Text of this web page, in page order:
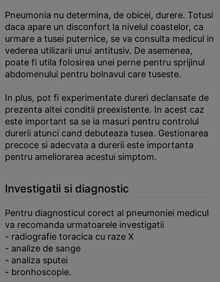
Pneumonia nu determina, de obicei, durere. Totusi
daca apare un disconfort la nivelul coastelor, ca
urmare a tusei puternice, se va consulta medicul in
vederea utilizarii unui antitusiv. De asemenea,
poate fi utila folosirea unei perne pentru sprijinul
abdomenului pentru bolnavul care tuseste.
In plus, pot fi experimentate dureri declansate de
prezenta altei conditii preexistente. In acest caz
este important sa se ia masuri pentru controlul
durerii atunci cand debuteaza tusea. Gestionarea
precoce si adecvata a durerii este importanta
pentru ameliorarea acestui simptom.
Investigatii si diagnostic
Pentru diagnosticul corect al pneumoniei medicul
va recomanda urmatoarele investigatii
- radiografie toracica cu raze X
- analize de sange
- analiza sputei
- bronhoscopie.